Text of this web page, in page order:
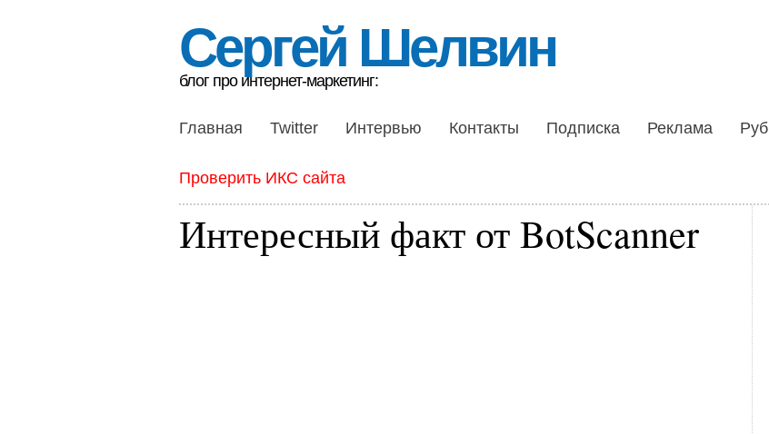
Сергей Шелвин
блог про интернет-маркетинг:
Главная Twitter Интервью Контакты Подписка Реклама
Проверить ИКС сайта
Интересный факт от BotScanner